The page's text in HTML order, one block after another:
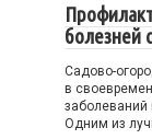
болезней
Садово-
в
заболеваний
Одним из